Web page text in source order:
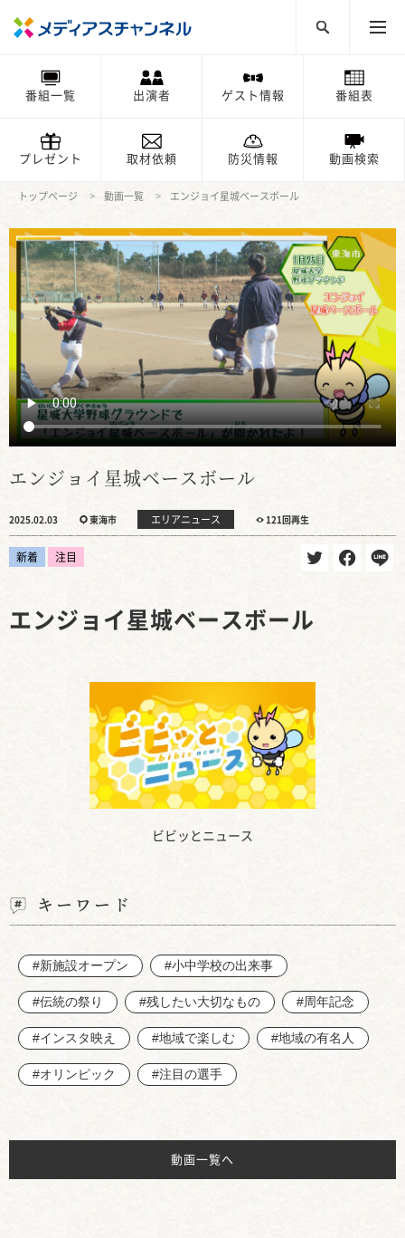
番組一覧 出演者 ゲスト情報 番組表
プレゼント 取材依頼 防災情報 動画検索
トップページ 動画一覧 エンジョイ星城ベースボール
エンジョイ星城ベースボール
2025.02.03 東海市 エリアニュース 121回再生
新着 注目
ビビッとニュース
エンジョイ星城ベースボール
キーワード
#新施設オープン #小中学校の出来事
#伝統の祭り #残したい大切なもの #周年記念
#インスタ映え #地域で楽しむ #地域の有名人
#オリンピック #注目の選手
動画一覧へ